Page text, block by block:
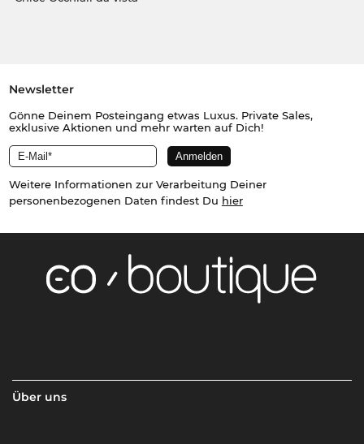
Newsletter
Gönne Deinem Posteingang etwas Luxus. Private Sales,
exklusive Aktionen und mehr warten auf Dich!
Weitere Informationen zur Verarbeitung Deiner
personenbezogenen Daten findest Du hier
Über uns